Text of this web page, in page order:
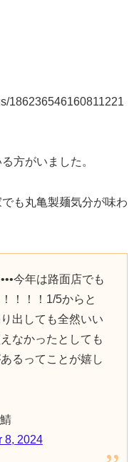
186236546160811221
方がいました。
も丸亀製麺気分が味わ
今年は路面店でも
！！！1/5からと
出しても全然いい
なかったとしても
るってことが嬉し
8, 2024